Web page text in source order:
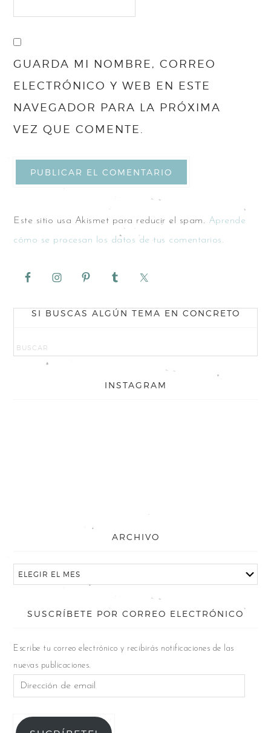
GUARDA MI NOMBRE, CORREO
ELECTRÓNICO Y WEB EN ESTE
NAVEGADOR PARA LA PRÓXIMA
VEZ QUE COMENTE.
Este sitio usa Akismet para reducir el spam. Aprende
cómo se procesan los datos de tus comentarios.
SI BUSCAS ALGÚN TEMA EN CONCRETO
INSTAGRAM
ARCHIVO
SUSCRÍBETE POR CORREO ELECTRÓNICO
Escribe tu correo electrónico y recibirás notificaciones de las
nuevas publicaciones.